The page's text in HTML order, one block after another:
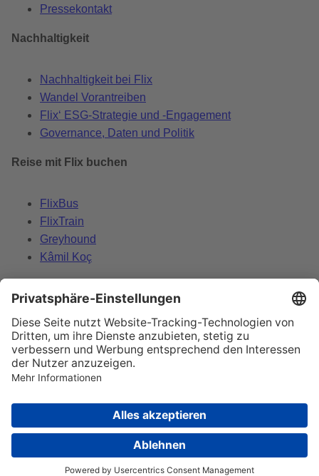
Pressekontakt
Nachhaltigkeit
Nachhaltigkeit bei Flix
Wandel Vorantreiben
Flix‘ ESG-Strategie und -Engagement
Governance, Daten und Politik
Reise mit Flix buchen
FlixBus
FlixTrain
Greyhound
Kâmil Koç
DatenschutzImpressumCookie-Einstellungen ändern
© 2026 Flix SE Alle Rechte vorbehalten